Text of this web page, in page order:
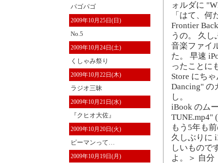
パゴパゴ
2009年10月25日(日)
No.5
2009年10月24日(土)
くしゃみ祭り
2009年10月22日(木)
ラジオ三昧
2009年10月21日(水)
『クヒオ大佐』
2009年10月20日(火)
ピーマンって…
2009年10月19日(月)
ォルダに
「はて、
Frontier
うの。 久
音楽ファイ
た。 早速
ったことに
Store にち
Dancing" の
し。
iBook のム
TUNE.mp4"
もう5年も
久しぶりに
しいもので
よ。＞ 自分